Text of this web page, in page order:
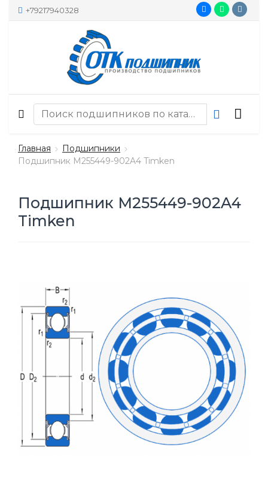
+79217940328
Главная
Подшипники
Подшипник M255449-902A4 Timken
Подшипник M255449-902A4
Timken